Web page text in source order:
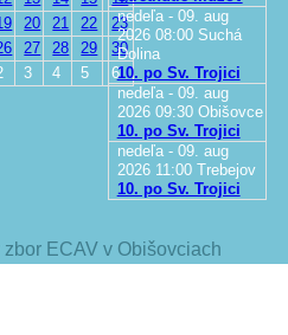
ECAV v Obišovciach
20 21 22
23
27 28 29
30
3 4 5 6
nedeľa - 09. aug
2026 08:00 Suchá
Dolina
10. po Sv. Trojici
nedeľa - 09. aug
2026 09:30 Obišovce
10. po Sv. Trojici
nedeľa - 09. aug
2026 11:00 Trebejov
10. po Sv. Trojici